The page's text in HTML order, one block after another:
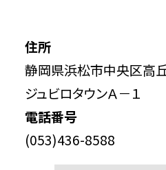
住所
静岡県浜松市中央区高丘
ジュビロタウンＡ－１
電話番号
(053)436-8588